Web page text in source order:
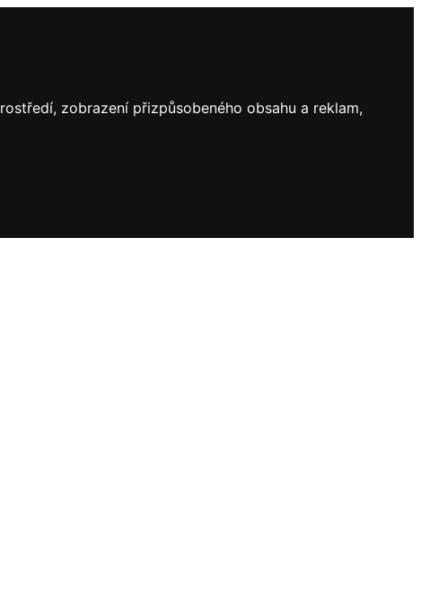
zobrazení přizpůsobeného obsahu a reklam,